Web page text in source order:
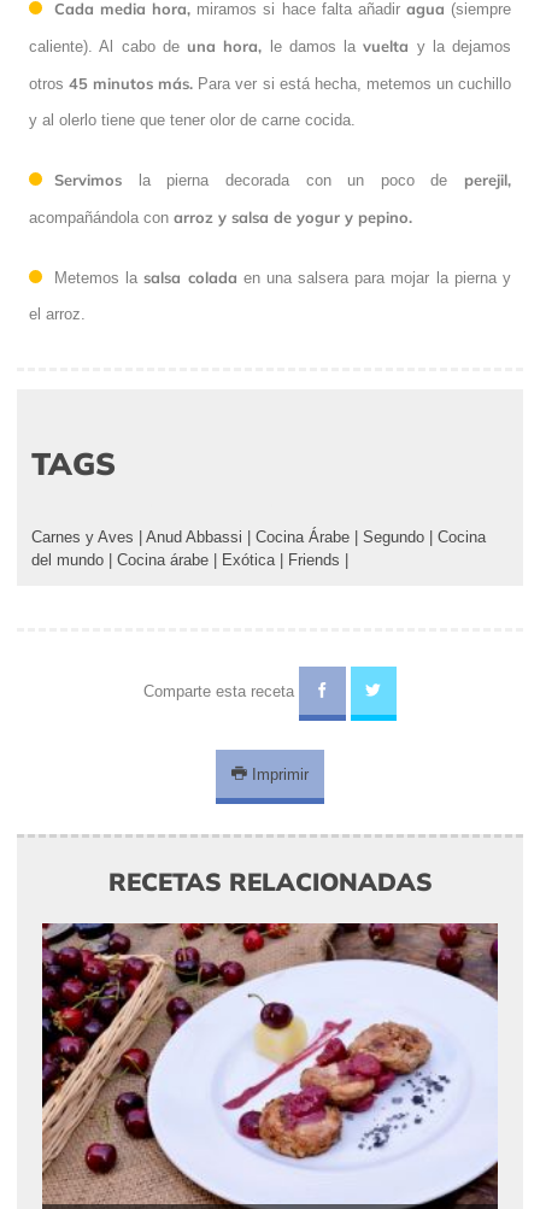
Cada media hora, miramos si hace falta añadir agua (siempre
caliente). Al cabo de una hora, le damos lavuelta y la dejamos
otros45 minutos más. Para ver si está hecha, metemos un cuchillo
y al olerlo tiene que tener olor de carne cocida.
Servimos la pierna decorada con un poco de perejil,
acompañándola con arroz y salsa de yogur y pepino.
Metemos la salsa colada en una salsera para mojar la pierna y
el arroz.
TAGS
Carnes y Aves | Anud Abbassi | Cocina Árabe | Segundo | Cocina
del mundo | Cocina árabe | Exótica | Friends |
Comparte esta receta
Imprimir
RECETAS RELACIONADAS